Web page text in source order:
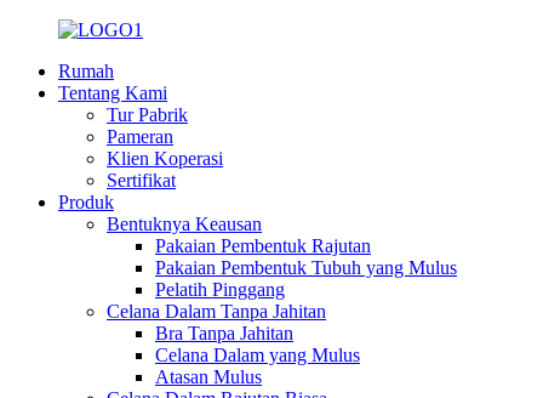
Rumah
Tentang Kami
Tur Pabrik
Pameran
Klien Koperasi
Sertifikat
Produk
Bentuknya Keausan
Pakaian Pembentuk Rajutan
Pakaian Pembentuk Tubuh yang Mulus
Pelatih Pinggang
Celana Dalam Tanpa Jahitan
Bra Tanpa Jahitan
Celana Dalam yang Mulus
Atasan Mulus